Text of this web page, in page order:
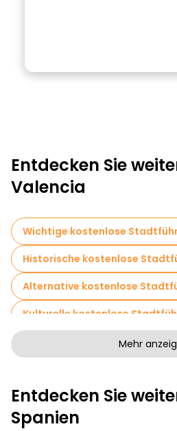
Entdecken Sie
Valencia
Wichtige kostenlose
Historische kostenlose
Alternative kostenlose
Kulturelle kostenlose
Kunstfreie Stadtführungen in
Kneipentour in Valencia
Sportaktivitäten in Valencia
Mehr
Entdecken Sie
Spanien